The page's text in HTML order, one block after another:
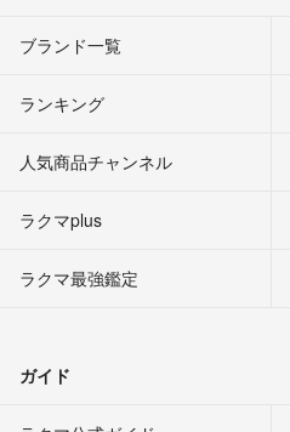
ブランド一覧
ランキング
人気商品チャンネル
ラクマplus
ラクマ最強鑑定
ガイド